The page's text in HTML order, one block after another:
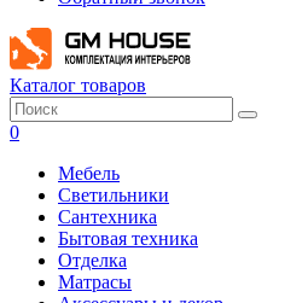
Каталог товаров
0
Мебель
Светильники
Сантехника
Бытовая техника
Отделка
Матрасы